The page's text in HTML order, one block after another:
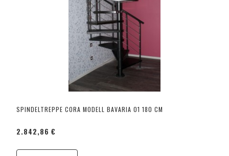
SPINDELTREPPE CORA MODELL BAVARIA 01 180 CM
2.842,86 €